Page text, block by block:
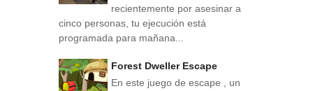
recientemente por asesinar a
cinco personas, tu ejecución está
programada para mañana...
Forest Dweller Escape
En este juego de escape , un